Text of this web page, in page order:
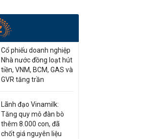
Cổ phiếu doanh nghiệp
Nhà nước đồng loạt hút
tiền, VNM, BCM, GAS và
GVR tăng trần
Lãnh đạo Vinamilk:
Tăng quy mô đàn bò
thêm 8.000 con, đã
chốt giá nguyên liệu